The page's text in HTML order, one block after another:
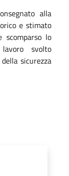
alla
e stimato
scomparso lo
svolto
sicurezza